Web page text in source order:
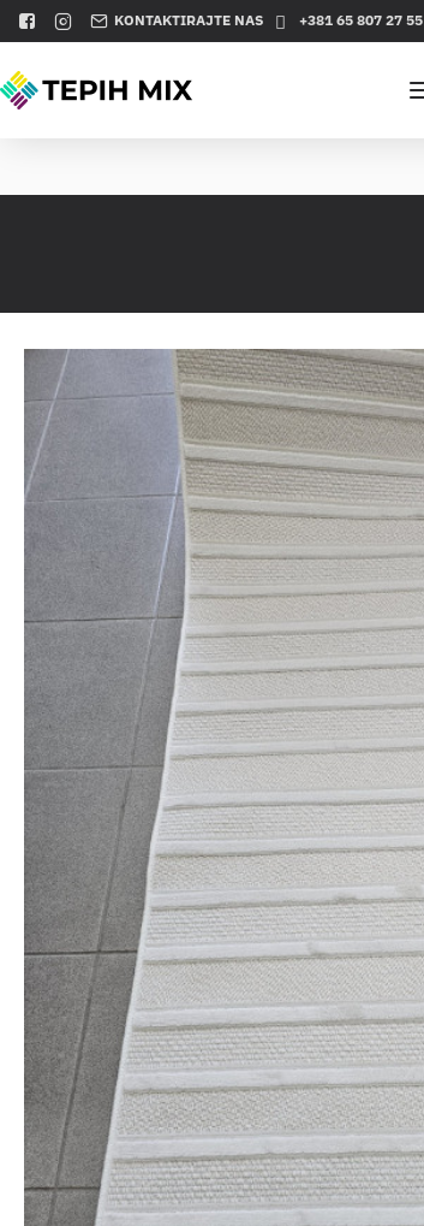
KONTAKTIRAJTE NAS +381 65 807 27 55